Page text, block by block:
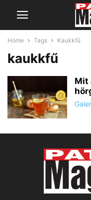
Home Tags Kaukkfű
kaukkfű
Mit